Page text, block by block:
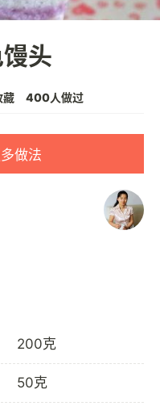
头
藏 400人做过
做法
200克
50克